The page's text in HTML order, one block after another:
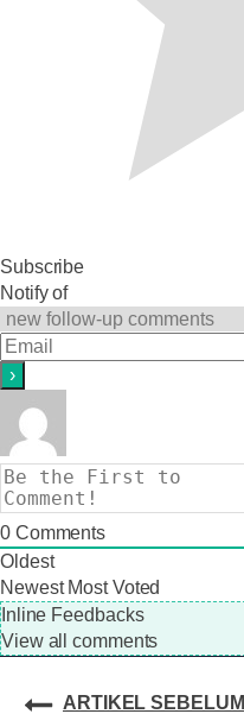
Subscribe
Notify of
0Comments
Oldest
Newest Most Voted
Inline Feedbacks
View all comments
ARTIKEL SEBELUM